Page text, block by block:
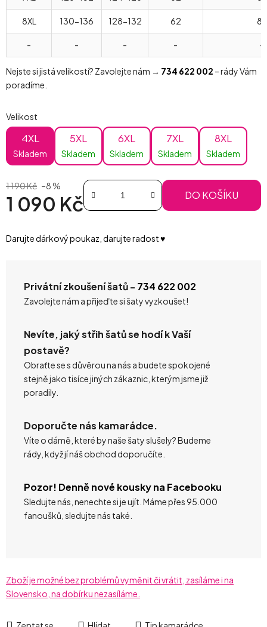
8XL 130-136 128-132 62 87
- - - - -
Nejste si jistá velikostí? Zavolejte nám → 734 622 002 – rády Vám
poradíme.
Velikost
4XL
Skladem
5XL
Skladem
6XL
Skladem
7XL
Skladem
8XL
Skladem
1 190 Kč –8 %
1 090 Kč DO KOŠÍKU
Darujte dárkový poukaz, darujte radost ♥️
Privátní zkoušení šatů - 734 622 002
Zavolejte nám a přijeďte si šaty vyzkoušet!
Nevíte, jaký střih šatů se hodí k Vaší
postavě?
Obraťte se s důvěrou na nás a budete spokojené
stejně jako tisíce jiných zákaznic, kterým jsme již
poradily.
Doporučte nás kamarádce.
Víte o dámě, které by naše šaty slušely? Budeme
rády, když jí náš obchod doporučíte.
Pozor! Denně nové kousky na Facebooku
Sledujte nás, nenechte si je ujít. Máme přes 95.000
fanoušků, sledujte nás také.
Zboží je možné bez problémů vyměnit či vrátit, zasíláme i na
Slovensko, na dobírku nezasíláme.